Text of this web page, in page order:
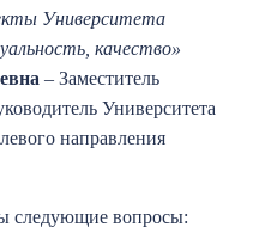
Университета
качество»
– Заместитель
Университета
направления
следующие вопросы: